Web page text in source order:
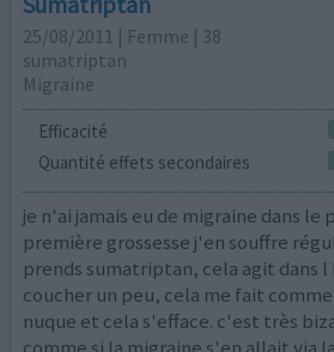
25/08/2011 | Femme | 38
sumatriptan
Migraine
Efficacité
Quantité effets secondaires
je n'ai jamais eu de migraine dans le
première grossesse j'en souffre
prends sumatriptan, cela agit dans l
coucher un peu, cela me fait
nuque et cela s'efface. c'est très